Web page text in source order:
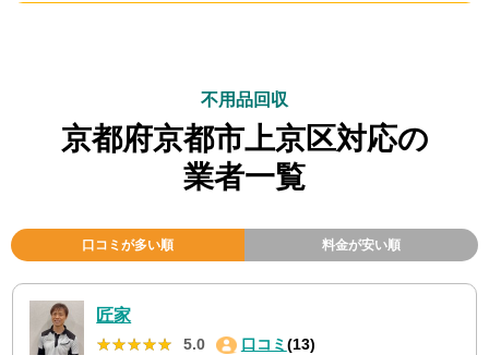
不用品回収
京都府京都市上京区対応の
業者一覧
口コミが多い順 料金が安い順
匠家
★★★★★
★★★★★ 5.0 口コミ (13)